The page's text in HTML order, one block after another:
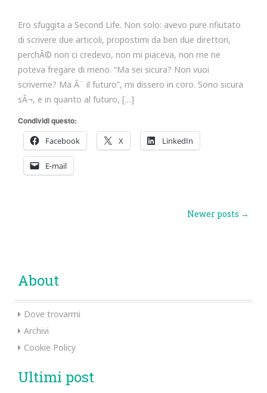
Ero sfuggita a Second Life. Non solo: avevo pure rifiutato
di scrivere due articoli, propostimi da ben due direttori,
perchÃ© non ci credevo, non mi piaceva, non me ne
poteva fregare di meno. “Ma sei sicura? Non vuoi
scriverne? Ma Ã¨ il futuro”, mi dissero in coro. Sono sicura
sÃ¬, e in quanto al futuro, […]
Condividi questo:
Facebook
X LinkedIn
E-mail
Newer posts →
About
Dove trovarmi
Archivi
Cookie Policy
Ultimi post